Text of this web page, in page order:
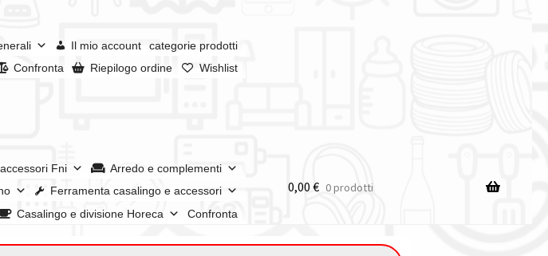
Il mio account
categorie prodotti
Confronta Riepilogo ordine Wishlist
Fni
Arredo e complementi
Ferramenta casalingo e accessori
Casalingo e divisione Horeca Confronta
Spedizioni in europaSpedizioni in italia
0,00 € 0 prodotti